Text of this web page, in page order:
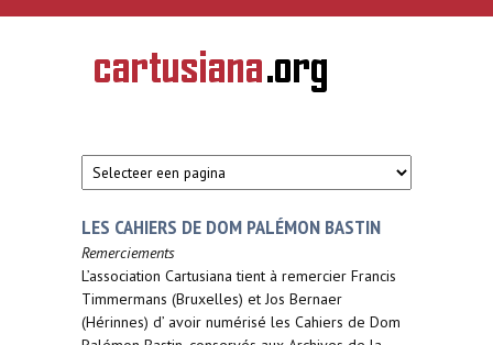
Overslaan en naar de inhoud gaan
CARTUSIANA
Geschiedenis
van de
LES CAHIERS DE DOM PALÉMON BASTIN
Remerciements
L’association Cartusiana tient à remercier Francis
Timmermans (Bruxelles) et Jos Bernaer
(Hérinnes) d’ avoir numérisé les Cahiers de Dom